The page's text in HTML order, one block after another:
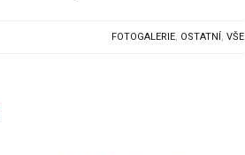
FOTOGALERIE, OSTATNÍ,VŠE